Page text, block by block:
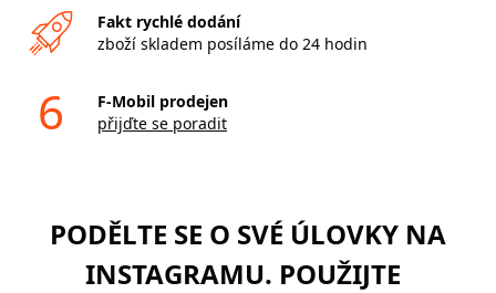
Fakt rychlé dodání
zboží skladem posíláme do 24 hodin
6
F-Mobil prodejen
přijďte se poradit
PODĚLTE SE O SVÉ ÚLOVKY NA
INSTAGRAMU. POUŽIJTE